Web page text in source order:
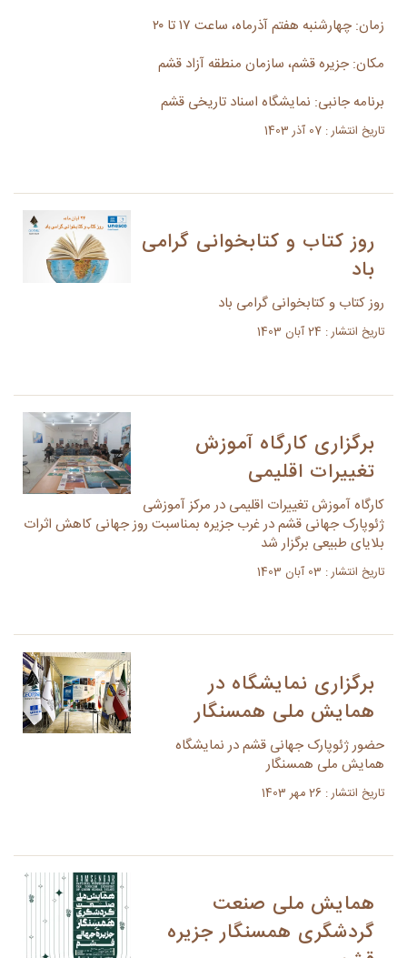
زمان: چهارشنبه هفتم آذرماه، ساعت ۱۷ تا ۲۰
مکان: جزیره قشم، سازمان منطقه آزاد قشم
برنامه جانبی: نمایشگاه اسناد تاریخی قشم
تاریخ انتشار : 07 آذر 1403
روز کتاب و کتابخوانی گرامی
باد
روز کتاب و کتابخوانی گرامی باد
تاریخ انتشار : 24 آبان 1403
برگزاری کارگاه آموزش
تغییرات اقلیمی
کارگاه آموزش تغییرات اقلیمی در مرکز آموزشی
ژئوپارک جهانی قشم در غرب جزیره بمناسبت روز جهانی کاهش اثرات
بلایای طبیعی برگزار شد
تاریخ انتشار : 03 آبان 1403
برگزاری نمایشگاه در
همایش ملی همسنگار
حضور ژئوپارک جهانی قشم در نمایشگاه
همایش ملی همسنگار
تاریخ انتشار : 26 مهر 1403
همایش ملی صنعت
گردشگری همسنگار جزیره